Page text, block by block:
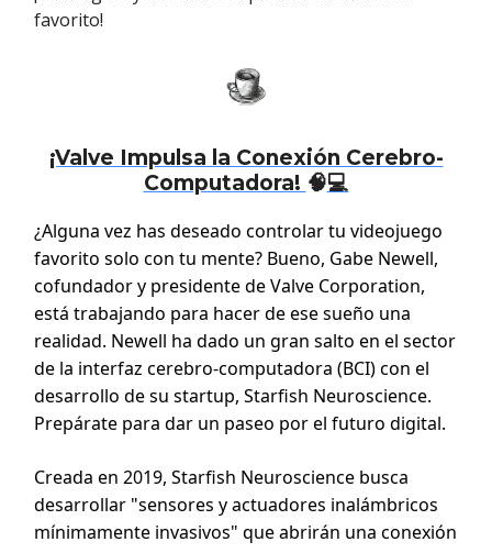
favorito!
¡Valve Impulsa la Conexión Cerebro-
Computadora! 🧠💻
¿Alguna vez has deseado controlar tu videojuego
favorito solo con tu mente? Bueno, Gabe Newell,
cofundador y presidente de Valve Corporation,
está trabajando para hacer de ese sueño una
realidad. Newell ha dado un gran salto en el sector
de la interfaz cerebro-computadora (BCI) con el
desarrollo de su startup, Starfish Neuroscience.
Prepárate para dar un paseo por el futuro digital.
Creada en 2019, Starfish Neuroscience busca
desarrollar "sensores y actuadores inalámbricos
mínimamente invasivos" que abrirán una conexión